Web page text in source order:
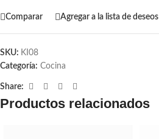
Comparar Agregar a la lista de deseos
SKU: KI08
Categoría: Cocina
Share:
Productos relacionados